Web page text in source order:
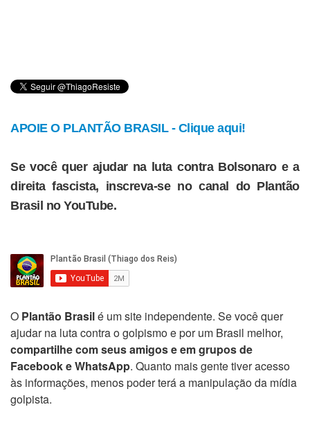
APOIE O PLANTÃO BRASIL - Clique aqui!
Se você quer ajudar na luta contra Bolsonaro e a
direita fascista, inscreva-se no canal do Plantão
Brasil no YouTube.
O Plantão Brasilé um site independente. Se você quer
ajudar na luta contra o golpismo e por um Brasil melhor,
compartilhe com seus amigos e em grupos de
Facebook e WhatsApp. Quanto mais gente tiver acesso
às informações, menos poder terá a manipulação da mídia
golpista.